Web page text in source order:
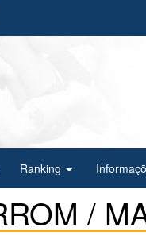
Ranking
/